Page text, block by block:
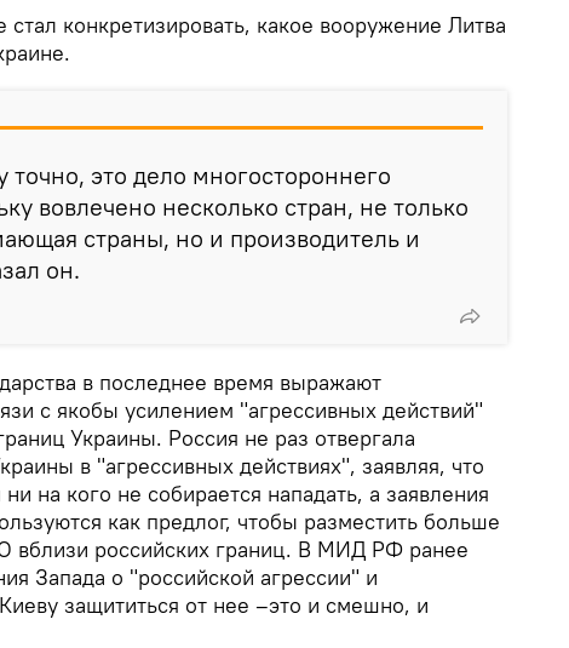
стал конкретизировать, какое вооружение Литва
точно, это дело многостороннего
вовлечено несколько стран, не только
страны, но и производитель и
он.
в последнее время выражают
с якобы усилением "агрессивных действий"
Украины. Россия не раз отвергала
в "агрессивных действиях", заявляя, что
на кого не собирается нападать, а заявления
как предлог, чтобы разместить больше
вблизи российских границ. В МИД РФ ранее
Запада о "российской агрессии" и
защититься от нее –это и смешно, и